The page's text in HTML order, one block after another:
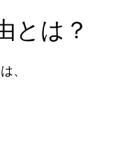
とは？
、